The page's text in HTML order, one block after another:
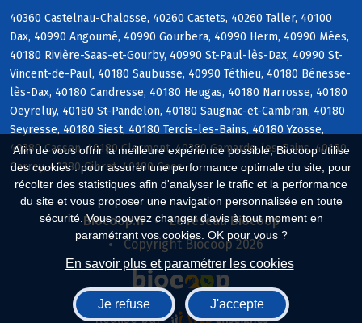
Afin de vous offrir la meilleure expérience possible, Biocoop utilise
des cookies : pour assurer une performance optimale du site, pour
récolter des statistiques afin d'analyser le trafic et la performance
du site et vous proposer une navigation personnalisée en toute
sécurité. Vous pouvez changer d'avis à tout moment en
paramétrant vos cookies. OK pour vous ?
En savoir plus et paramétrer les cookies
Je refuse J'accepte
40360 Castelnau-Chalosse, 40260 Castets, 40260 Taller, 40100
Dax, 40990 Angoumé, 40990 Gourbera, 40990 Herm, 40990 Mées,
40180 Rivière-Saas-et-Gourby, 40990 St-Paul-lès-Dax, 40990 St-
Vincent-de-Paul, 40180 Saubusse, 40990 Téthieu, 40180 Bénesse-
lès-Dax, 40180 Candresse, 40180 Heugas, 40180 Narrosse, 40180
Oeyreluy, 40180 St-Pandelon, 40180 Saugnac-et-Cambran, 40180
Seyresse, 40180 Siest, 40180 Tercis-les-Bains, 40180 Yzosse,
40380 Cassen, 40180 Clermont, 40380 Gamarde-les-Bains, 40180
Garrey, 40380 Gibret, 40180 Goos
Biocoop.fr
Le réseau Biocoop
Copyright Biocoop 2026
Réalisé par